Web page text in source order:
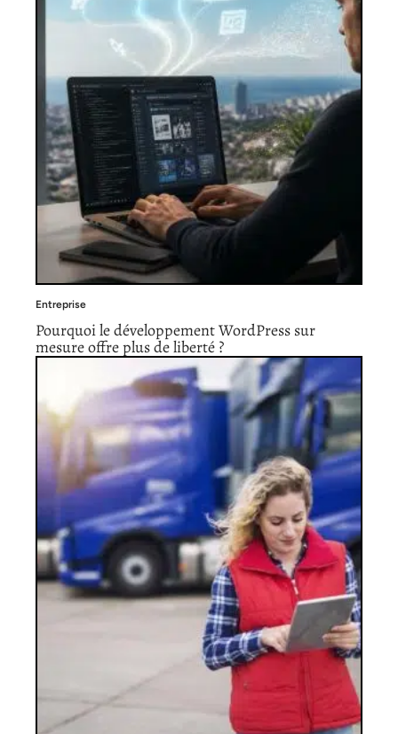
Entreprise
Pourquoi le développement WordPress sur
mesure offre plus de liberté ?